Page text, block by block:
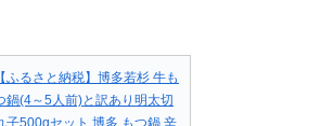
【ふるさと納税】博多若杉 牛も
鍋(4～5人前)と訳あり明太切